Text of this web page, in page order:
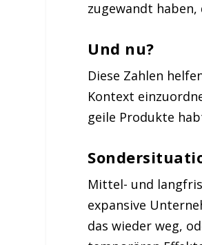
zugewandt
Und nu?
Diese Zahlen
Kontext
geile Produkte
Mittel- und
expansive
das wieder weg,